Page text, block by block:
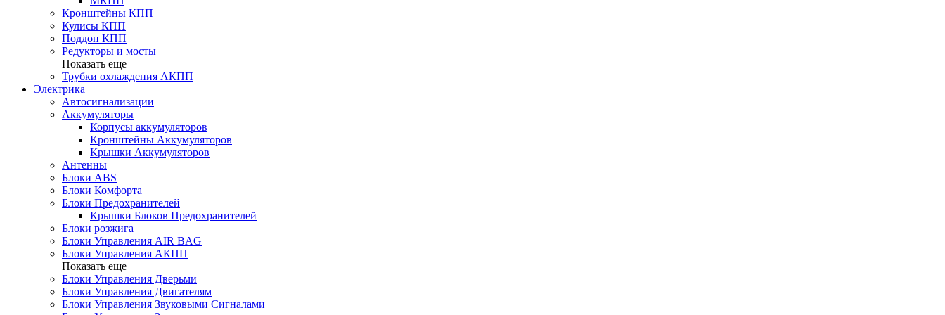
Кронштейны КПП
Кулисы КПП
Поддон КПП
Редукторы и мосты
Показать еще
Трубки охлаждения АКПП
Электрика
Автосигнализации
Аккумуляторы
Корпусы аккумуляторов
Кронштейны Аккумуляторов
Крышки Аккумуляторов
Антенны
Блоки ABS
Блоки Комфорта
Блоки Предохранителей
Крышки Блоков Предохранителей
Блоки розжига
Блоки Управления AIR BAG
Блоки Управления АКПП
Показать еще
Блоки Управления Дверьми
Блоки Управления Двигателям
Блоки Управления Звуковыми Сигналами